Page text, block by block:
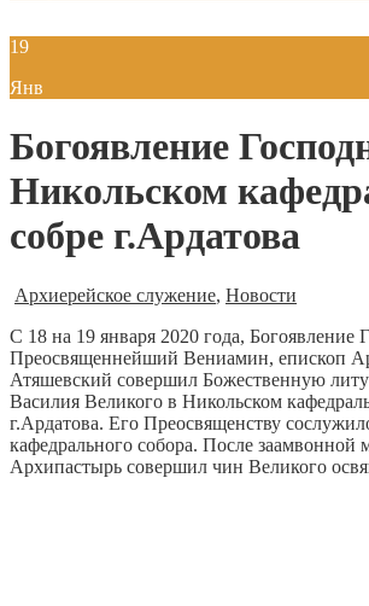
19
Янв
Богоявление
Никольском
собре г.Ардатова
Архиерейское служение, Новости
С 18 на 19 января 2020 года, Богоявление
Преосвященнейший Вениамин, епископ
Атяшевский совершил Божественную
Василия Великого в Никольском
г.Ардатова. Его Преосвященству
кафедрального собора. После заамвонной
Архипастырь совершил чин Великого